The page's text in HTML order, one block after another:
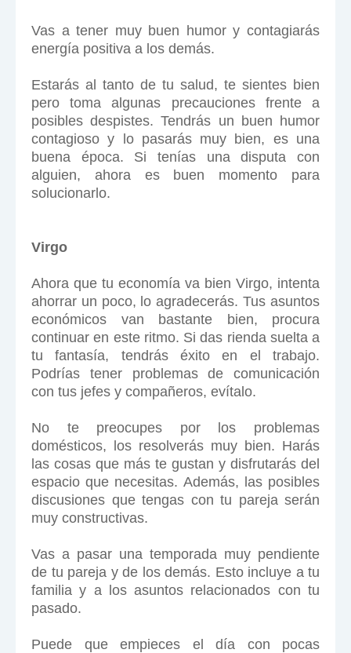
Vas a tener muy buen humor y contagiarás
energía positiva a los demás.
Estarás al tanto de tu salud, te sientes bien
pero toma algunas precauciones frente a
posibles despistes. Tendrás un buen humor
contagioso y lo pasarás muy bien, es una
buena época. Si tenías una disputa con
alguien, ahora es buen momento para
solucionarlo.
Virgo
Ahora que tu economía va bien Virgo, intenta
ahorrar un poco, lo agradecerás. Tus asuntos
económicos van bastante bien, procura
continuar en este ritmo. Si das rienda suelta a
tu fantasía, tendrás éxito en el trabajo.
Podrías tener problemas de comunicación
con tus jefes y compañeros, evítalo.
No te preocupes por los problemas
domésticos, los resolverás muy bien. Harás
las cosas que más te gustan y disfrutarás del
espacio que necesitas. Además, las posibles
discusiones que tengas con tu pareja serán
muy constructivas.
Vas a pasar una temporada muy pendiente
de tu pareja y de los demás. Esto incluye a tu
familia y a los asuntos relacionados con tu
pasado.
Puede que empieces el día con pocas